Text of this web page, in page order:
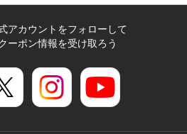
アカウントをフォローして
ーポン情報を受け取ろう